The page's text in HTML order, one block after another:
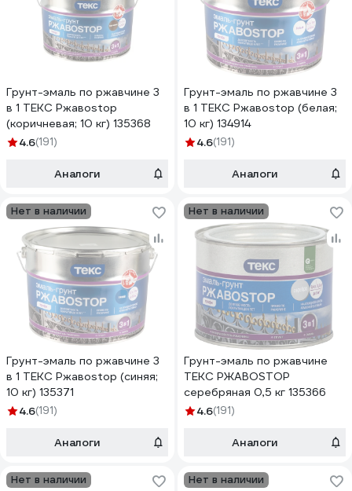
Грунт-эмаль по ржавчине 3
в 1 ТЕКС Ржавоstop
(коричневая; 10 кг) 135368
4.6(191)
Аналоги
Грунт-эмаль по ржавчине 3
в 1 ТЕКС Ржавоstop (белая;
10 кг) 134914
4.6(191)
Аналоги
Нет в наличии
Грунт-эмаль по ржавчине 3
в 1 ТЕКС Ржавоstop (синяя;
10 кг) 135371
4.6(191)
Аналоги
Нет в наличии
Грунт-эмаль по ржавчине
ТЕКС РЖАВОSTOP
серебряная 0,5 кг 135366
4.6(191)
Аналоги
Нет в наличии Нет в наличии